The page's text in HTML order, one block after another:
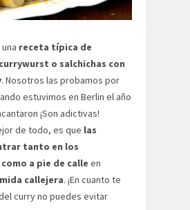
receta típica de
currywurst o salchichas con
. Nosotros las probamos por
estuvimos en Berlin el año
¡Son adictivas!
de todo, es que las
tanto en los
a pie de calle en
callejera. ¡En cuanto te
curry no puedes evitar